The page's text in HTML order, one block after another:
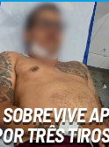
TRÊS